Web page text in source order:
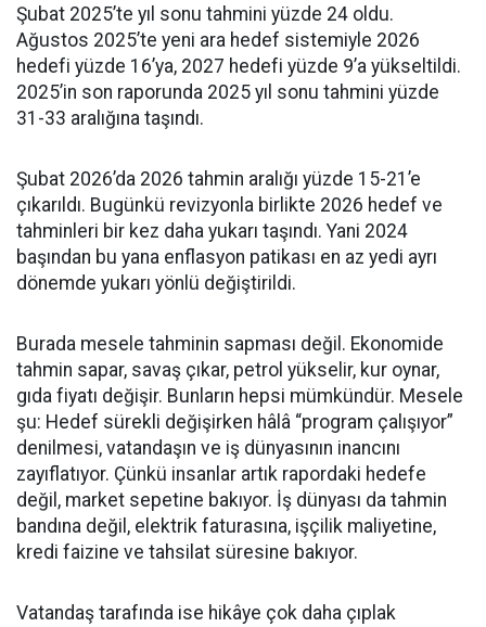
Şubat 2025’te yıl sonu tahmini yüzde 24 oldu.
Ağustos 2025’te yeni ara hedef sistemiyle 2026
hedefi yüzde 16’ya, 2027 hedefi yüzde 9’a yükseltildi.
2025’in son raporunda 2025 yıl sonu tahmini yüzde
31-33 aralığına taşındı.
Şubat 2026’da 2026 tahmin aralığı yüzde 15-21’e
çıkarıldı. Bugünkü revizyonla birlikte 2026 hedef ve
tahminleri bir kez daha yukarı taşındı. Yani 2024
başından bu yana enflasyon patikası en az yedi ayrı
dönemde yukarı yönlü değiştirildi.
Burada mesele tahminin sapması değil. Ekonomide
tahmin sapar, savaş çıkar, petrol yükselir, kur oynar,
gıda fiyatı değişir. Bunların hepsi mümkündür. Mesele
şu: Hedef sürekli değişirken hâlâ “program çalışıyor”
denilmesi, vatandaşın ve iş dünyasının inancını
zayıflatıyor. Çünkü insanlar artık rapordaki hedefe
değil, market sepetine bakıyor. İş dünyası da tahmin
bandına değil, elektrik faturasına, işçilik maliyetine,
kredi faizine ve tahsilat süresine bakıyor.
Vatandaş tarafında ise hikâye çok daha çıplak